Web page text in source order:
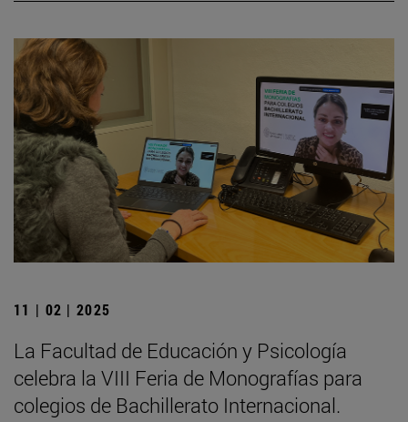
11 | 02 | 2025
La Facultad de Educación y Psicología
celebra la VIII Feria de Monografías para
colegios de Bachillerato Internacional.